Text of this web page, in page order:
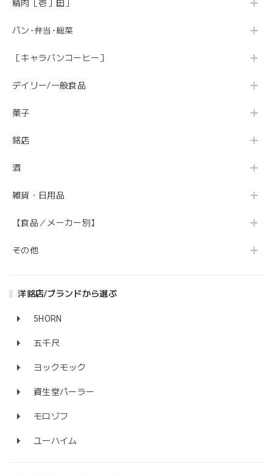
精肉［壱丁田］
パン･弁当･総菜
［キャラバンコーヒー］
デイリー/一般食品
菓子
銘店
酒
雑貨・日用品
【食品／メーカー別】
その他
洋銘店/ブランドから選ぶ
5HORN
五千尺
ヨックモック
資生堂パーラー
モロゾフ
ユーハイム